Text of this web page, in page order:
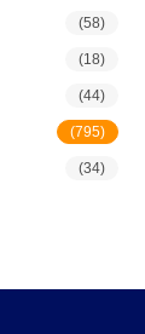
(58)
(18)
(44)
(795)
(34)